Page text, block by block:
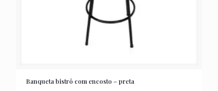
Banqueta bistrô com encosto – preta